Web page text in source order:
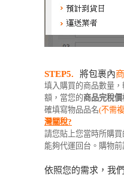
STEP5. 將包裹內
填入購買的商品數量，
額，當您的商品完稅
確填寫物品品名(不需
灣關稅?
請您貼上您當時所購
能夠代運回台。購物
依照您的需求，我